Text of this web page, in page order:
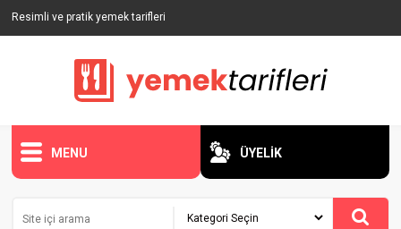
Resimli ve pratik yemek tarifleri
MENU ÜYELİK